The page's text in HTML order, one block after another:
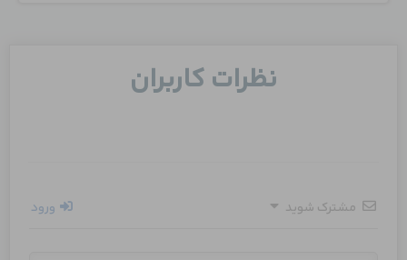
نظرات کاربران
مشترک شوید ورود